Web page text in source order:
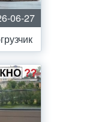
06-27